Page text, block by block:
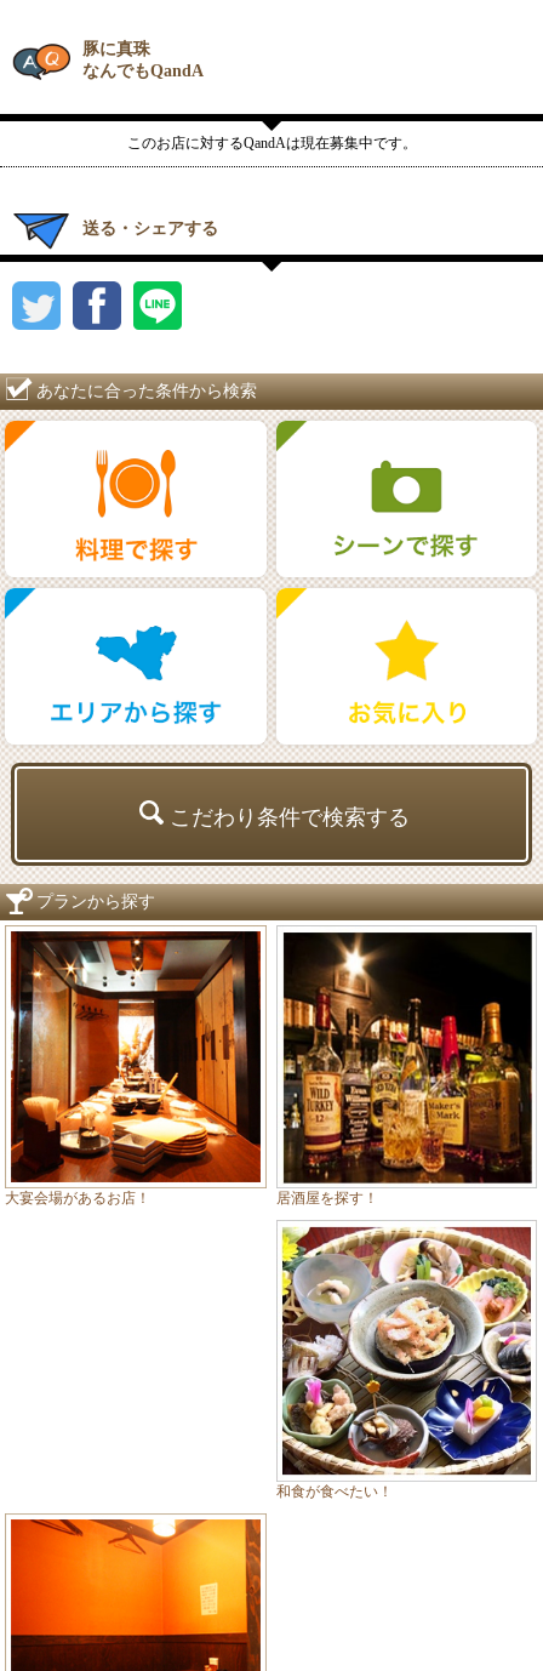
豚に真珠
なんでもQandA
このお店に対するQandAは現在募集中です。
送る・シェアする
あなたに合った条件から検索
こだわり条件で検索する
プランから探す
大宴会場があるお店！ 居酒屋を探す！
和食が食べたい！